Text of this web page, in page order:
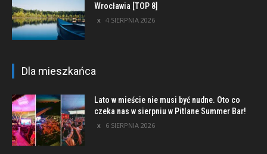
Wrocławia [TOP 8]
4 SIERPNIA 2026
Dla mieszkańca
Lato w mieście nie musi być nudne. Oto co
czeka nas w sierpniu w Pitlane Summer Bar!
6 SIERPNIA 2026